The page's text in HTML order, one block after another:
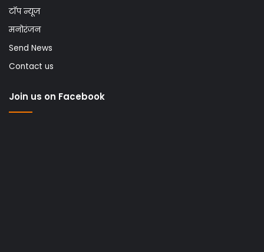
टॉप न्यूज
मनोरंजन
Send News
Contact us
Join us on Facebook